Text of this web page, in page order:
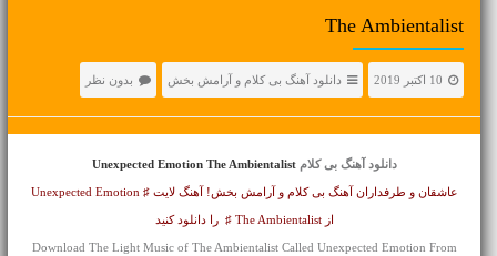
The Ambientalist
10 اکتبر 2019 دانلود آهنگ بی کلام و آرامش بخش بدون نظر
دانلود آهنگ بی کلام Unexpected Emotion The Ambientalist
عاشقان و طرفداران آهنگ بی کلام و آرامش بخش! آهنگ لایت ♯ Unexpected Emotion
از The Ambientalist ♯ را دانلود کنید
Download The Light Music of The Ambientalist Called Unexpected Emotion From